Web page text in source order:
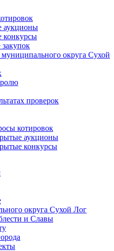
аукционы
конкурсы
закупок
округа Сухой
проверок
котировок
аукционы
конкурсы
округа Сухой Лог
и Славы